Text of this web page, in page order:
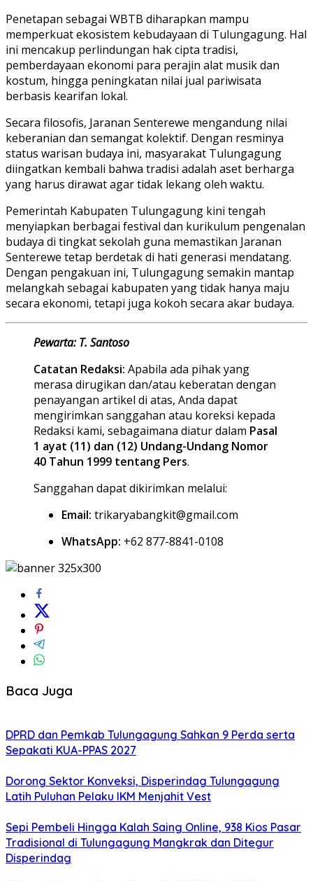
Penetapan sebagai WBTB diharapkan mampu
memperkuat ekosistem kebudayaan di Tulungagung. Hal
ini mencakup perlindungan hak cipta tradisi,
pemberdayaan ekonomi para perajin alat musik dan
kostum, hingga peningkatan nilai jual pariwisata
berbasis kearifan lokal.
Secara filosofis, Jaranan Senterewe mengandung nilai
keberanian dan semangat kolektif. Dengan resminya
status warisan budaya ini, masyarakat Tulungagung
diingatkan kembali bahwa tradisi adalah aset berharga
yang harus dirawat agar tidak lekang oleh waktu.
Pemerintah Kabupaten Tulungagung kini tengah
menyiapkan berbagai festival dan kurikulum pengenalan
budaya di tingkat sekolah guna memastikan Jaranan
Senterewe tetap berdetak di hati generasi mendatang.
Dengan pengakuan ini, Tulungagung semakin mantap
melangkah sebagai kabupaten yang tidak hanya maju
secara ekonomi, tetapi juga kokoh secara akar budaya.
Pewarta: T. Santoso
Catatan Redaksi: Apabila ada pihak yang
merasa dirugikan dan/atau keberatan dengan
penayangan artikel di atas, Anda dapat
mengirimkan sanggahan atau koreksi kepada
Redaksi kami, sebagaimana diatur dalam Pasal
1 ayat (11) dan (12) Undang-Undang Nomor
40 Tahun 1999 tentang Pers.
Sanggahan dapat dikirimkan melalui:
Email: trikaryabangkit@gmail.com
WhatsApp: +62 877-8841-0108
Baca Juga
DPRD dan Pemkab Tulungagung Sahkan 9 Perda serta
Sepakati KUA-PPAS 2027
Dorong Sektor Konveksi, Disperindag Tulungagung
Latih Puluhan Pelaku IKM Menjahit Vest
Sepi Pembeli Hingga Kalah Saing Online, 938 Kios Pasar
Tradisional di Tulungagung Mangkrak dan Ditegur
Disperindag